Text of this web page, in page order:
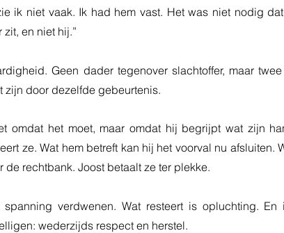
ik niet vaak. Ik had hem vast. Het was niet nodig
en niet hij.”
Geen dader tegenover slachtoffer, maar
zijn door dezelfde gebeurtenis.
omdat het moet, maar omdat hij begrijpt wat zijn
ze. Wat hem betreft kan hij het voorval nu afsluiten.
rechtbank. Joost betaalt ze ter plekke.
verdwenen. Wat resteert is opluchting. En
wederzijds respect en herstel.